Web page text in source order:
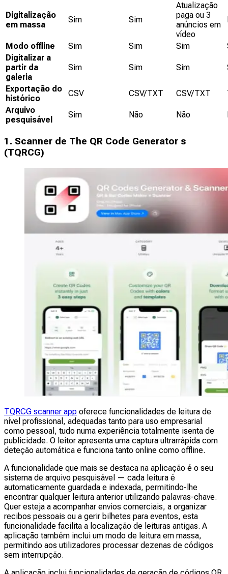
Digitalização
em massa
Sim Sim
Atualização
paga ou 3
anúncios em
vídeo
Modo offline Sim Sim Sim
Digitalizar a
partir da
galeria
Sim Sim Sim
Exportação do
histórico
CSV CSV/TXT CSV/TXT
Arquivo
pesquisável
Sim Não Não
1. Scanner de The QR Code Generator s
(TQRCG)
TQRCG scanner app oferece funcionalidades de leitura de
nível profissional, adequadas tanto para uso empresarial
como pessoal, tudo numa experiência totalmente isenta de
publicidade. O leitor apresenta uma captura ultrarrápida com
deteção automática e funciona tanto online como offline.
A funcionalidade que mais se destaca na aplicação é o seu
sistema de arquivo pesquisável — cada leitura é
automaticamente guardada e indexada, permitindo-lhe
encontrar qualquer leitura anterior utilizando palavras-chave.
Quer esteja a acompanhar envios comerciais, a organizar
recibos pessoais ou a gerir bilhetes para eventos, esta
funcionalidade facilita a localização de leituras antigas. A
aplicação também inclui um modo de leitura em massa,
permitindo aos utilizadores processar dezenas de códigos
sem interrupção.